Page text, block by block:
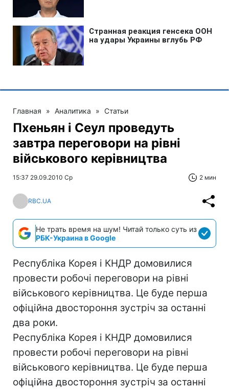
Главная » Аналитика » Статьи
Пхеньян і Сеул проведуть
завтра переговори на рівні
військового керівництва
15:37 29.09.2010 Ср 2 мин
RBC.UA
Не трать время на шум! Читай только суть из
РБК-Украина в Google
Республіка Корея і КНДР домовилися
провести робочі переговори на рівні
військового керівництва. Це буде перша
офіційна двостороння зустріч за останні
два роки.
Республіка Корея і КНДР домовилися
провести робочі переговори на рівні
військового керівництва. Це буде перша
офіційна двостороння зустріч за останні